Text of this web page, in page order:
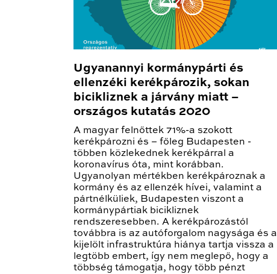
Ugyanannyi kormánypárti és
ellenzéki kerékpározik, sokan
bicikliznek a járvány miatt –
országos kutatás 2020
A magyar felnőttek 71%-a szokott
kerékpározni és – főleg Budapesten -
többen közlekednek kerékpárral a
koronavírus óta, mint korábban.
Ugyanolyan mértékben kerékpároznak a
kormány és az ellenzék hívei, valamint a
pártnélküliek, Budapesten viszont a
kormánypártiak bicikliznek
rendszeresebben. A kerékpározástól
továbbra is az autóforgalom nagysága és a
kijelölt infrastruktúra hiánya tartja vissza a
legtöbb embert, így nem meglepő, hogy a
többség támogatja, hogy több pénzt